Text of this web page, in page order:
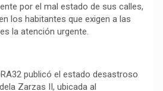
por el mal estado de sus calles,
los habitantes que exigen a las
la atención urgente.
publicó el estado desastroso
Zarzas II, ubicada al